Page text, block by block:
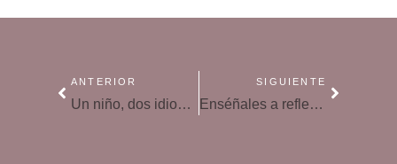
ANTERIOR
Un niño, dos idiomas: la era del bilingüismo
SIGUIENTE
Enséñales a reflexionar sobre el bien y el mal